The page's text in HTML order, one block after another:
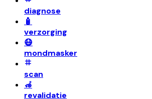
diagnose
🧴
verzorging
😷
mondmasker
scan
🦽
revalidatie